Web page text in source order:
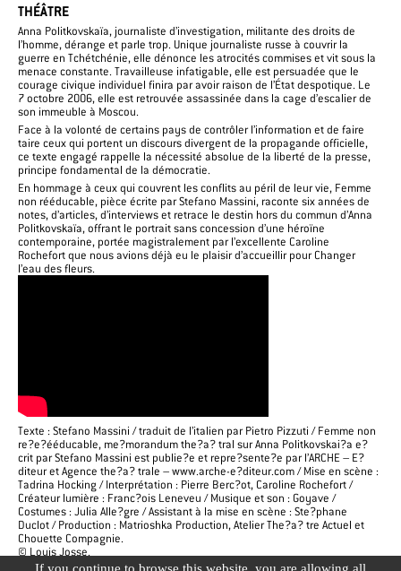
THÉÂTRE
Anna Politkovskaïa, journaliste d’investigation, militante des droits de
l’homme, dérange et parle trop. Unique journaliste russe à couvrir la
guerre en Tchétchénie, elle dénonce les atrocités commises et vit sous la
menace constante. Travailleuse infatigable, elle est persuadée que le
courage civique individuel finira par avoir raison de l’État despotique. Le
7 octobre 2006, elle est retrouvée assassinée dans la cage d’escalier de
son immeuble à Moscou.
Face à la volonté de certains pays de contrôler l’information et de faire
taire ceux qui portent un discours divergent de la propagande officielle,
ce texte engagé rappelle la nécessité absolue de la liberté de la presse,
principe fondamental de la démocratie.
En hommage à ceux qui couvrent les conflits au péril de leur vie, Femme
non rééducable, pièce écrite par Stefano Massini, raconte six années de
notes, d’articles, d’interviews et retrace le destin hors du commun d’Anna
Politkovskaïa, offrant le portrait sans concession d’une héroïne
contemporaine, portée magistralement par l’excellente Caroline
Rochefort que nous avions déjà eu le plaisir d’accueillir pour Changer
l’eau des fleurs.
Texte : Stefano Massini / traduit de l’italien par Pietro Pizzuti / Femme non
re?e?ééducable, me?morandum the?a? tral sur Anna Politkovskai?a e?
crit par Stefano Massini est publie?e et repre?sente?e par l’ARCHE – E?
diteur et Agence the?a? trale – www.arche-e?diteur.com / Mise en scène :
Tadrina Hocking / Interprétation : Pierre Berc?ot, Caroline Rochefort /
Créateur lumière : Franc?ois Leneveu / Musique et son : Goyave /
Costumes : Julia Alle?gre / Assistant à la mise en scène : Ste?phane
Duclot / Production : Matrioshka Production, Atelier The?a? tre Actuel et
Chouette Compagnie.
© Louis Josse.